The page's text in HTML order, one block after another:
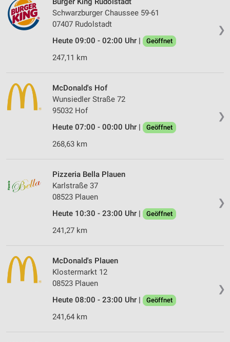
❯
Schwarzburger Chaussee 59-61
07407 Rudolstadt
Heute 09:00 - 02:00 Uhr |
Geöffnet
247,11 km
❯
McDonald's Hof
Wunsiedler Straße 72
95032 Hof
Heute 07:00 - 00:00 Uhr |
Geöffnet
268,63 km
❯
Pizzeria Bella Plauen
Karlstraße 37
08523 Plauen
Heute 10:30 - 23:00 Uhr |
Geöffnet
241,27 km
❯
McDonald's Plauen
Klostermarkt 12
08523 Plauen
Heute 08:00 - 23:00 Uhr |
Geöffnet
241,64 km